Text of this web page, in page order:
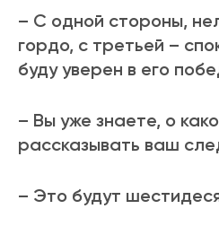
– С одной стороны,
гордо, с третьей –
буду уверен в его
– Вы уже знаете, о
рассказывать ваш
– Это будут